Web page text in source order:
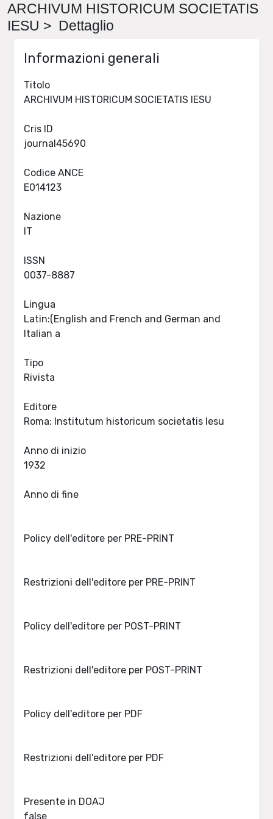
ARCHIVUM HISTORICUM SOCIETATIS
IESU > Dettaglio
Informazioni generali
Titolo
Cris ID
Codice ANCE
Nazione
ISSN
Lingua
Latin:(English and French and German and
Tipo
Rivista
Editore
Anno di inizio
Anno di fine
Policy dell'editore per PRE-PRINT
Restrizioni dell'editore per PRE-PRINT
Policy dell'editore per POST-PRINT
Restrizioni dell'editore per POST-PRINT
Policy dell'editore per PDF
Restrizioni dell'editore per PDF
Presente in DOAJ